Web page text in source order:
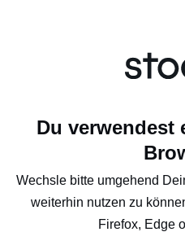
Du verwendest
Wechsle bitte umgehend
weiterhin nutzen zu
Firefox, Edge